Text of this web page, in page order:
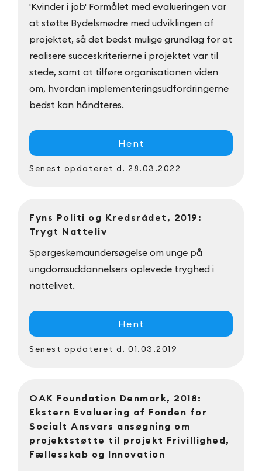
'Kvinder i job' Formålet med evalueringen var
at støtte Bydelsmødre med udviklingen af
projektet, så det bedst mulige grundlag for at
realisere succeskriterierne i projektet var til
stede, samt at tilføre organisationen viden
om, hvordan implementeringsudfordringerne
bedst kan håndteres.
Hent
Senest opdateret d. 28.03.2022
Fyns Politi og Kredsrådet, 2019:
Trygt Natteliv
Spørgeskemaundersøgelse om unge på
ungdomsuddannelsers oplevede tryghed i
nattelivet.
Hent
Senest opdateret d. 01.03.2019
OAK Foundation Denmark, 2018:
Ekstern Evaluering af Fonden for
Socialt Ansvars ansøgning om
projektstøtte til projekt Frivillighed,
Fællesskab og Innovation